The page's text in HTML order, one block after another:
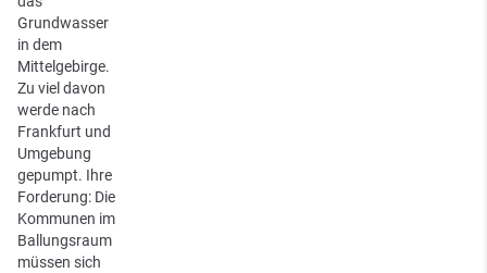
Grundwasser
in dem
Mittelgebirge.
Zu viel davon
werde nach
Frankfurt und
Umgebung
gepumpt. Ihre
Forderung: Die
Kommunen im
Ballungsraum
müssen sich